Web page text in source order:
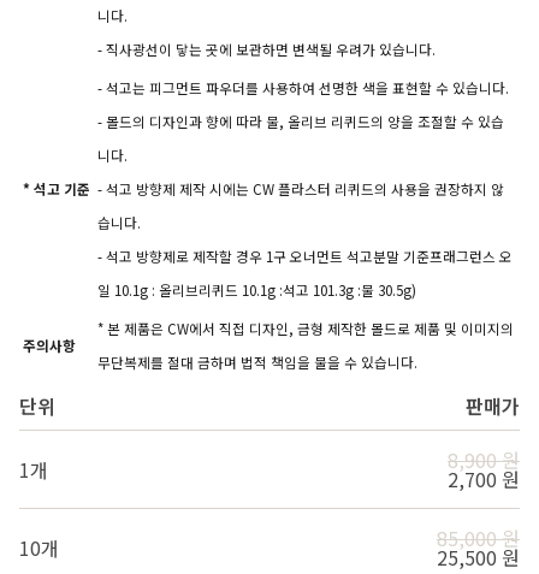
니다.
- 직사광선이 닿는 곳에 보관하면 변색될 우려가 있습니다.
* 석고 기준
- 석고는 피그먼트 파우더를 사용하여 선명한 색을 표현할 수 있습니다.
- 몰드의 디자인과 향에 따라 물, 올리브 리퀴드의 양을 조절할 수 있습
니다.
- 석고 방향제 제작 시에는 CW 플라스터 리퀴드의 사용을 권장하지 않
습니다.
- 석고 방향제로 제작할 경우 1구 오너먼트 석고분말 기준프래그런스 오
일 10.1g : 올리브리퀴드 10.1g :석고 101.3g :물 30.5g)
주의사항
* 본 제품은 CW에서 직접 디자인, 금형 제작한 몰드로 제품 및 이미지의
무단복제를 절대 금하며 법적 책임을 물을 수 있습니다.
단위 판매가
1개 8,900 원
2,700 원
10개 85,000 원
25,500 원